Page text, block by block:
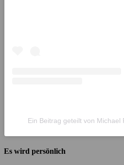
Ein Beitrag geteilt von Michael
Es wird persönlich